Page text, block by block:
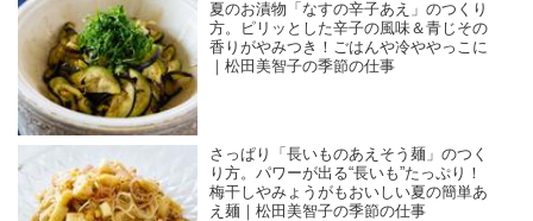
夏のお漬物「なすの辛子あえ」のつくり
方。ピリッとした辛子の風味＆青じその
香りがやみつき！ごはんや冷ややっこに
｜松田美智子の季節の仕事
さっぱり「長いものあえそう麺」のつく
り方。パワーが出る“長いも”たっぷり！
梅干しやみょうがもおいしい夏の簡単あ
え麺｜松田美智子の季節の仕事